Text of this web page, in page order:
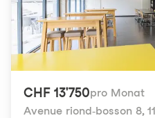
CHF 13'750pro Monat
Avenue riond-bosson 8,